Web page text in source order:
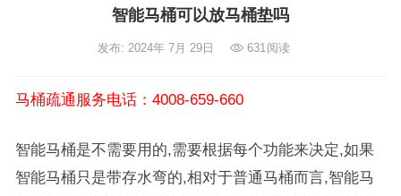
智能马桶可以放马桶垫吗
发布: 2024年 7月 29日 631阅读
马桶疏通服务电话：4008-659-660
智能马桶是不需要用的,需要根据每个功能来决定,如果
智能马桶只是带存水弯的,相对于普通马桶而言,智能马